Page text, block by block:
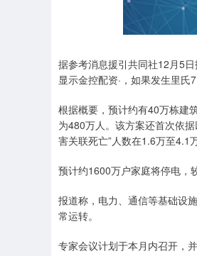
据参考消息援引共同社12月5
显示金控配资·，如果发生里氏
根据概要，预计约有40万栋建
为480万人。该方案还首次依
害关联死亡”人数在1.6万至4.1
预计约1600万户家庭将停电，
报道称，电力、通信等基础设
常运转。
专家会议计划于本月内召开，
深证成指